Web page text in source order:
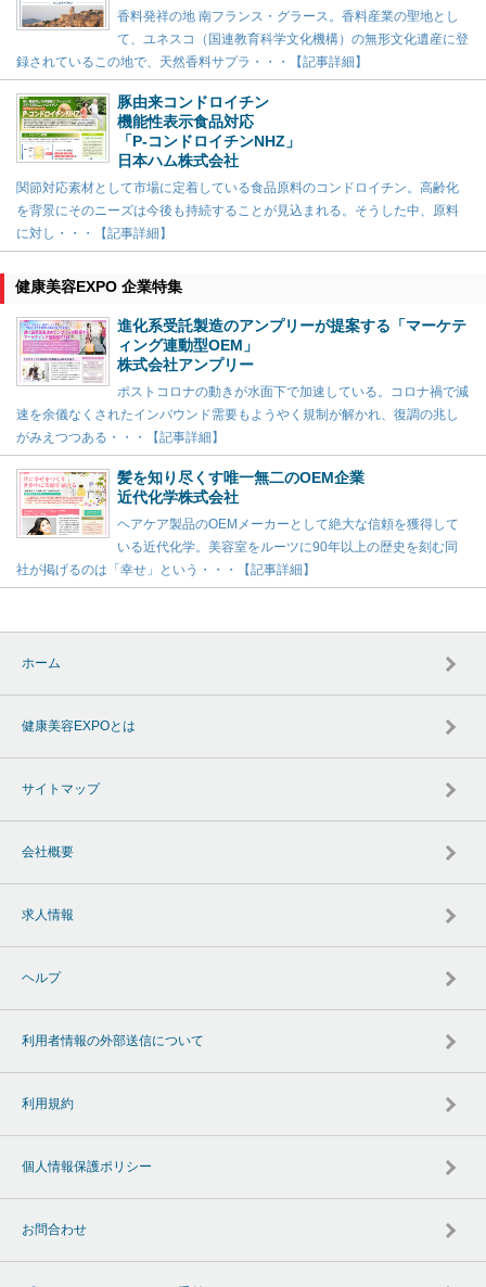
香料発祥の地 南フランス・グラース。香料産業の聖地とし
て、ユネスコ（国連教育科学文化機構）の無形文化遺産に登
録されているこの地で、天然香料サプラ・・・【記事詳細】
豚由来コンドロイチン
機能性表示食品対応
「P-コンドロイチンNHZ」
日本ハム株式会社
関節対応素材として市場に定着している食品原料のコンドロイチン。高齢化
を背景にそのニーズは今後も持続することが見込まれる。そうした中、原料
に対し・・・【記事詳細】
健康美容EXPO 企業特集
進化系受託製造のアンプリーが提案する「マーケテ
ィング連動型OEM」
株式会社アンプリー
ポストコロナの動きが水面下で加速している。コロナ禍で減
速を余儀なくされたインバウンド需要もようやく規制が解かれ、復調の兆し
がみえつつある・・・【記事詳細】
髪を知り尽くす唯一無二のOEM企業
近代化学株式会社
ヘアケア製品のOEMメーカーとして絶大な信頼を獲得して
いる近代化学。美容室をルーツに90年以上の歴史を刻む同
社が掲げるのは「幸せ」という・・・【記事詳細】
ホーム
健康美容EXPOとは
サイトマップ
会社概要
求人情報
ヘルプ
利用者情報の外部送信について
利用規約
個人情報保護ポリシー
お問合わせ